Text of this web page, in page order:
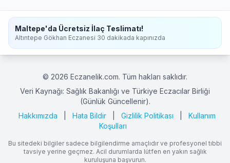
Maltepe'da Ücretsiz İlaç Teslimatı!
Altıntepe Gökhan Eczanesi 30 dakikada kapınızda
© 2026 Eczanelik.com. Tüm hakları saklıdır.
Veri Kaynağı: Sağlık Bakanlığı ve Türkiye Eczacılar Birliği
(Günlük Güncellenir).
Hakkımızda
Hata Bildir Gizlilik Politikası
Kullanım
Koşulları
Bu sitedeki bilgiler sadece bilgilendirme amaçlıdır ve profesyonel tıbbi
tavsiye yerine geçmez. Acil durumlarda lütfen en yakın sağlık
kuruluşuna başvurun.